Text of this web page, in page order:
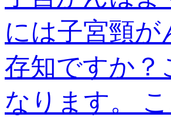
には子宮頸
存知ですか？
なります。